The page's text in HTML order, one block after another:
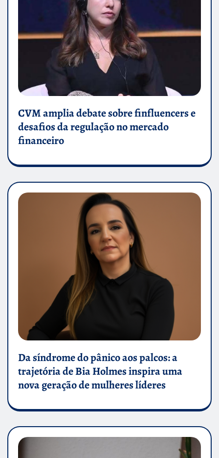
CVM amplia debate sobre finfluencers e
desafios da regulação no mercado
financeiro
Da síndrome do pânico aos palcos: a
trajetória de Bia Holmes inspira uma
nova geração de mulheres líderes